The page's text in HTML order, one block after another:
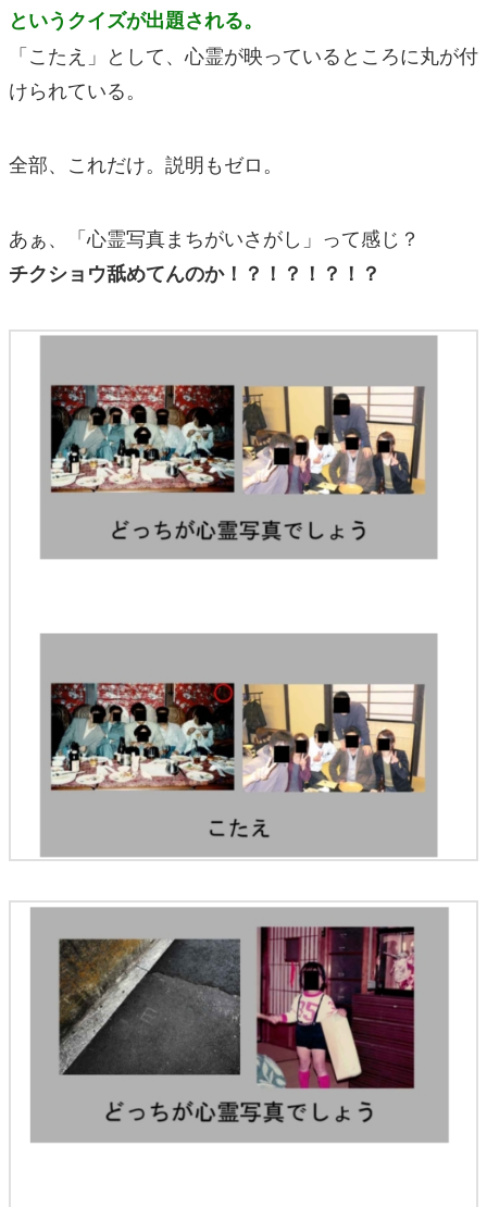
というクイズが出題される。
「こたえ」として、心霊が映っているところに丸が付
けられている。
全部、これだけ。説明もゼロ。
あぁ、「心霊写真まちがいさがし」って感じ？
チクショウ舐めてんのか！？！？！？！？